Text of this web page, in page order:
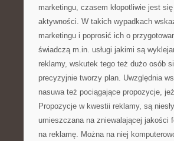
marketingu, czasem kłopotliwie jest
aktywności. W takich wypadkach
marketingu i poprosić ich o
świadczą m.in. usługi jakimi są
reklamy, wskutek tego też dużo osób
precyzyjnie tworzy plan. Uwzględnia
nasuwa też pociągające propozycje,
Propozycje w kwestii reklamy, są
umieszczana na zniewalającej jakości
na reklamę. Można na niej